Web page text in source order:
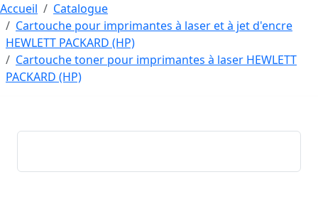
Accueil
Catalogue
Cartouche pour imprimantes à laser et à jet d'encre
HEWLETT PACKARD (HP)
Cartouche toner pour imprimantes à laser HEWLETT
PACKARD (HP)